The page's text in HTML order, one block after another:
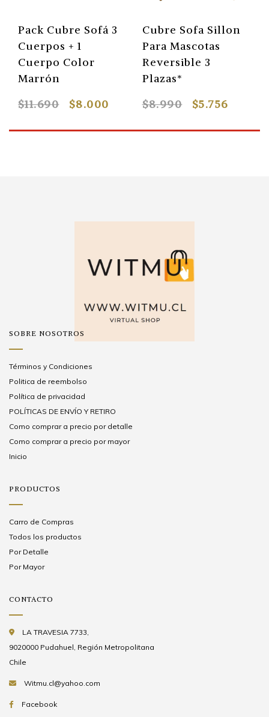
Pack Cubre Sofá 3
Cuerpos + 1
Cuerpo Color
Marrón
$11.690
$8.000
Cubre Sofa Sillon
Para Mascotas
Reversible 3
Plazas*
$8.990
$5.756
SOBRE NOSOTROS
Términos y Condiciones
Politica de reembolso
Política de privacidad
POLÍTICAS DE ENVÍO Y RETIRO
Como comprar a precio por detalle
Como comprar a precio por mayor
Inicio
PRODUCTOS
Carro de Compras
Todos los productos
Por Detalle
Por Mayor
CONTACTO
LA TRAVESIA 7733,
9020000 Pudahuel, Región Metropolitana
Chile
Witmu.cl@yahoo.com
Facebook